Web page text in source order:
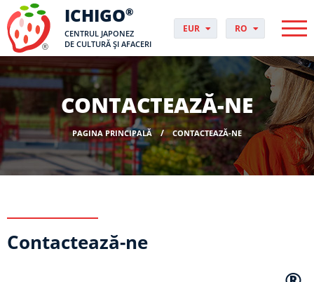
ICHIGO®
CENTRUL JAPONEZ
DE CULTURĂ ȘI AFACERI
EUR
USD
CHF
DKK
NOK
SEK
HUF
RO
CS
DA
DE
EN
ES
FI
FR
HR
CONTACTEAZĂ-NE
PAGINA PRINCIPALĂ CONTACTEAZĂ-NE
Contactează-ne